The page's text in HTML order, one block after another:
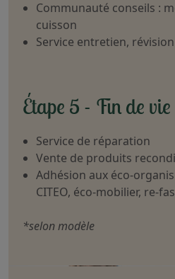
Communauté conseils :
cuisson
Service entretien, révision
Étape 5 - Fin de vie
Service de réparation
Vente de produits
Adhésion aux éco-
CITEO, éco-mobilier, re-
*selon modèle